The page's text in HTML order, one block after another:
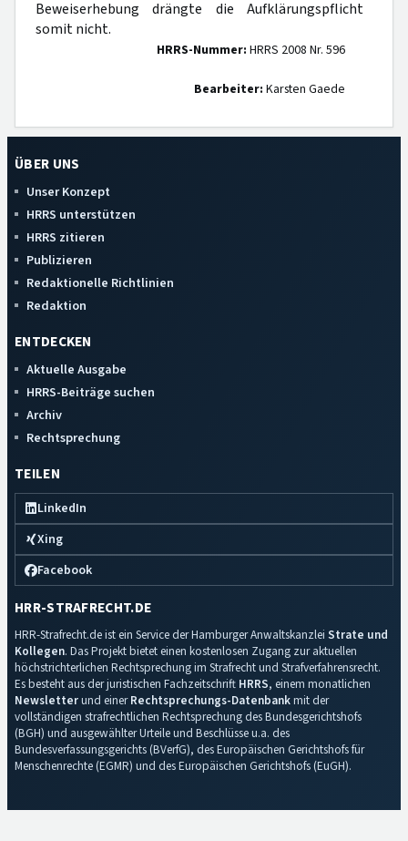
Beweiserhebung drängte die Aufklärungspflicht
somit nicht.
HRRS-Nummer: HRRS 2008 Nr. 596
Bearbeiter: Karsten Gaede
ÜBER UNS
Unser Konzept
HRRS unterstützen
HRRS zitieren
Publizieren
Redaktionelle Richtlinien
Redaktion
ENTDECKEN
Aktuelle Ausgabe
HRRS-Beiträge suchen
Archiv
Rechtsprechung
TEILEN
LinkedIn
Xing
Facebook
HRR-STRAFRECHT.DE
HRR-Strafrecht.de ist ein Service der Hamburger Anwaltskanzlei Strate und
Kollegen. Das Projekt bietet einen kostenlosen Zugang zur aktuellen
höchstrichterlichen Rechtsprechung im Strafrecht und Strafverfahrensrecht.
Es besteht aus der juristischen Fachzeitschrift HRRS, einem monatlichen
Newsletterund einerRechtsprechungs-Datenbankmit der
vollständigen strafrechtlichen Rechtsprechung des Bundesgerichtshofs
(BGH) und ausgewählter Urteile und Beschlüsse u.a. des
Bundesverfassungsgerichts (BVerfG), des Europäischen Gerichtshofs für
Menschenrechte (EGMR) und des Europäischen Gerichtshofs (EuGH).